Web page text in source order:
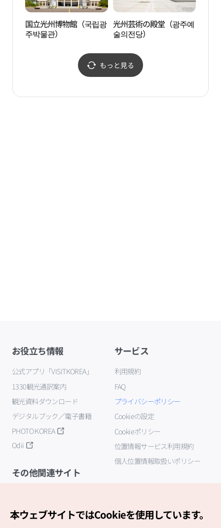
国立光州博物館（국립광
주박물관）
光州芸術の殿堂（광주예
술의전당）
もっと見る
お役立ち情報
公式アプリ「VISITKOREA」
1330観光通訳案内
観光資料ダウンロード
デジタルブック／電子書籍
PHOTO KOREA
Odii
サービス
利用規約
FAQ
プライバシーポリシー
Cookieの設定
Cookieポリシー
位置情報サービス利用規約
個人位置情報取扱いポリシー
その他関連サイト
本ウェブサイトではCookieを使用しています。